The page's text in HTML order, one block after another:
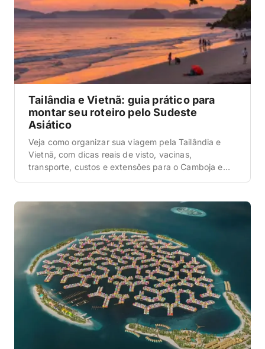
Tailândia e Vietnã: guia prático para
montar seu roteiro pelo Sudeste
Asiático
Veja como organizar sua viagem pela Tailândia e
Vietnã, com dicas reais de visto, vacinas,
transporte, custos e extensões para o Camboja e